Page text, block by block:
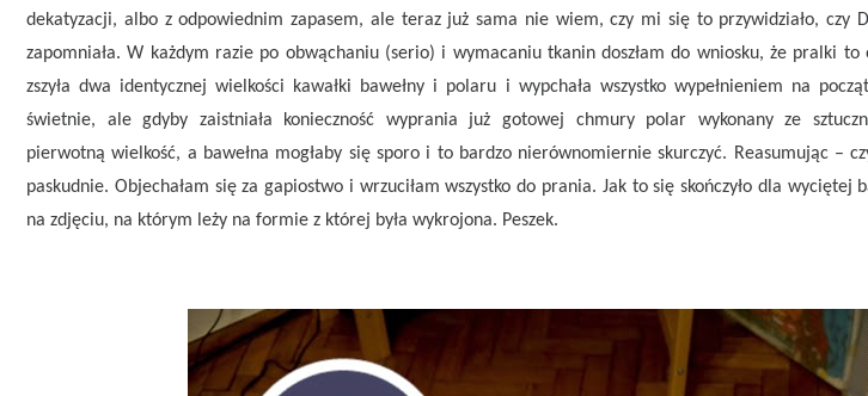
dekatyzacji, albo z odpowiednim zapasem, ale teraz już sama nie wiem, czy mi się to przywidziało, czy
zapomniała. W każdym razie po obwąchaniu (serio) i wymacaniu tkanin doszłam do wniosku, że pralki to
zszyła dwa identycznej wielkości kawałki bawełny i polaru i wypchała wszystko wypełnieniem na
świetnie, ale gdyby zaistniała konieczność wyprania już gotowej chmury polar wykonany ze
pierwotną wielkość, a bawełna mogłaby się sporo i to bardzo nierównomiernie skurczyć. Reasumując –
paskudnie. Objechałam się za gapiostwo i wrzuciłam wszystko do prania. Jak to się skończyło dla wyciętej
na zdjęciu, na którym leży na formie z której była wykrojona. Peszek.